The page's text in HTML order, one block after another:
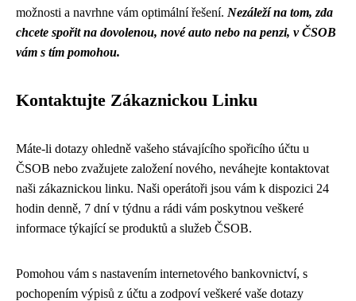
možnosti a navrhne vám optimální řešení. Nezáleží na tom, zda
chcete spořit na dovolenou, nové auto nebo na penzi, v ČSOB
vám s tím pomohou.
Kontaktujte Zákaznickou Linku
Máte-li dotazy ohledně vašeho stávajícího spořicího účtu u
ČSOB nebo zvažujete založení nového, neváhejte kontaktovat
naši zákaznickou linku. Naši operátoři jsou vám k dispozici 24
hodin denně, 7 dní v týdnu a rádi vám poskytnou veškeré
informace týkající se produktů a služeb ČSOB.
Pomohou vám s nastavením internetového bankovnictví, s
pochopením výpisů z účtu a zodpoví veškeré vaše dotazy